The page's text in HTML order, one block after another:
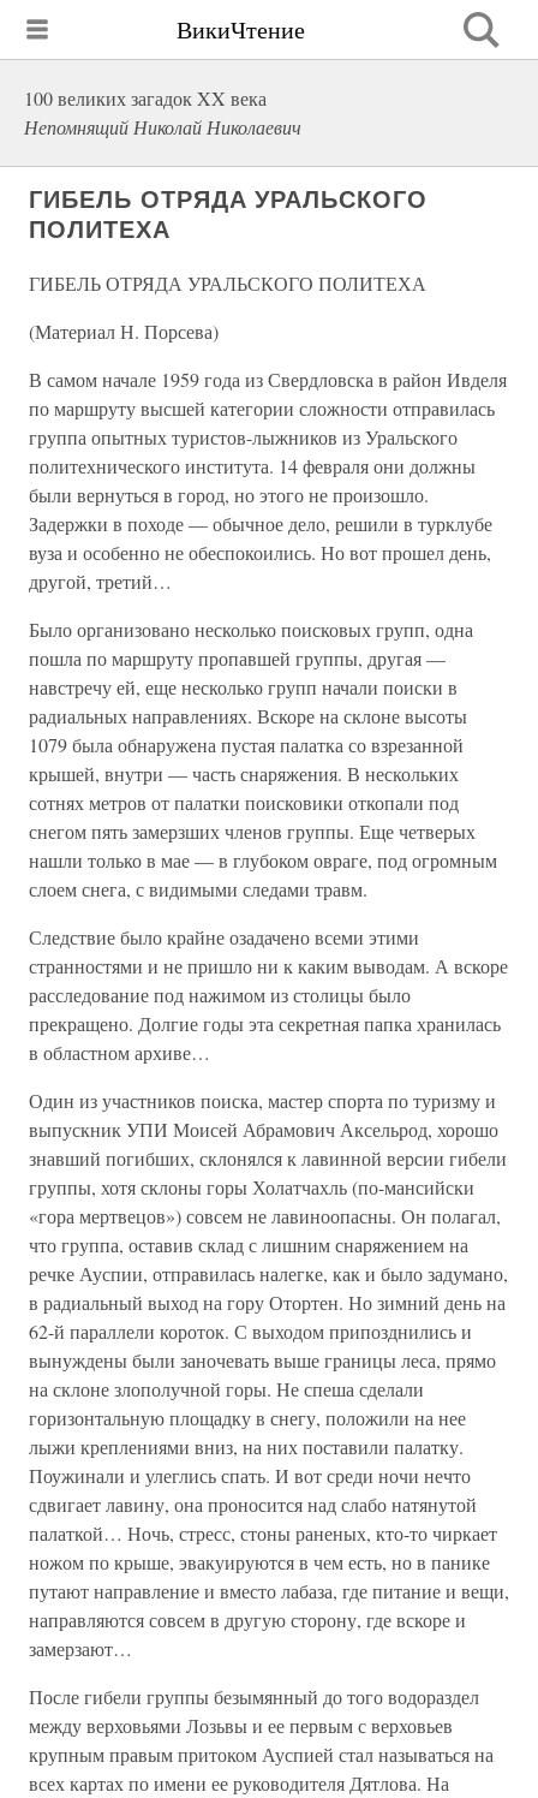
ВикиЧтение
100 великих загадок XX века
Непомнящий Николай Николаевич
ГИБЕЛЬ ОТРЯДА УРАЛЬСКОГО
ПОЛИТЕХА
ГИБЕЛЬ ОТРЯДА УРАЛЬСКОГО ПОЛИТЕХА
(Материал Н. Порсева)
В самом начале 1959 года из Свердловска в район Ивделя
по маршруту высшей категории сложности отправилась
группа опытных туристов-лыжников из Уральского
политехнического института. 14 февраля они должны
были вернуться в город, но этого не произошло.
Задержки в походе — обычное дело, решили в турклубе
вуза и особенно не обеспокоились. Но вот прошел день,
другой, третий…
Было организовано несколько поисковых групп, одна
пошла по маршруту пропавшей группы, другая —
навстречу ей, еще несколько групп начали поиски в
радиальных направлениях. Вскоре на склоне высоты
1079 была обнаружена пустая палатка со взрезанной
крышей, внутри — часть снаряжения. В нескольких
сотнях метров от палатки поисковики откопали под
снегом пять замерзших членов группы. Еще четверых
нашли только в мае — в глубоком овраге, под огромным
слоем снега, с видимыми следами травм.
Следствие было крайне озадачено всеми этими
странностями и не пришло ни к каким выводам. А вскоре
расследование под нажимом из столицы было
прекращено. Долгие годы эта секретная папка хранилась
в областном архиве…
Один из участников поиска, мастер спорта по туризму и
выпускник УПИ Моисей Абрамович Аксельрод, хорошо
знавший погибших, склонялся к лавинной версии гибели
группы, хотя склоны горы Холатчахль (по-мансийски
«гора мертвецов») совсем не лавиноопасны. Он полагал,
что группа, оставив склад с лишним снаряжением на
речке Ауспии, отправилась налегке, как и было задумано,
в радиальный выход на гору Отортен. Но зимний день на
62-й параллели короток. С выходом припозднились и
вынуждены были заночевать выше границы леса, прямо
на склоне злополучной горы. Не спеша сделали
горизонтальную площадку в снегу, положили на нее
лыжи креплениями вниз, на них поставили палатку.
Поужинали и улеглись спать. И вот среди ночи нечто
сдвигает лавину, она проносится над слабо натянутой
палаткой… Ночь, стресс, стоны раненых, кто-то чиркает
ножом по крыше, эвакуируются в чем есть, но в панике
путают направление и вместо лабаза, где питание и вещи,
направляются совсем в другую сторону, где вскоре и
замерзают…
После гибели группы безымянный до того водораздел
между верховьями Лозьвы и ее первым с верховьев
крупным правым притоком Ауспией стал называться на
всех картах по имени ее руководителя Дятлова. На